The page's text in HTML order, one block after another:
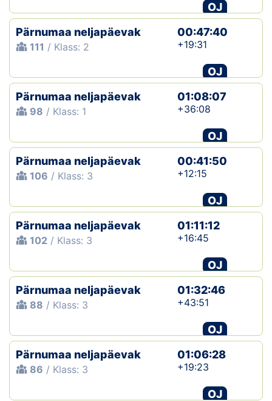
OJ
Pärnumaa neljapäevak
111 / Klass: 2
00:47:40
+19:31
OJ
Pärnumaa neljapäevak
98 / Klass: 1
01:08:07
+36:08
OJ
Pärnumaa neljapäevak
106 / Klass: 3
00:41:50
+12:15
OJ
Pärnumaa neljapäevak
102 / Klass: 3
01:11:12
+16:45
OJ
Pärnumaa neljapäevak
88 / Klass: 3
01:32:46
+43:51
OJ
Pärnumaa neljapäevak
86 / Klass: 3
01:06:28
+19:23
OJ